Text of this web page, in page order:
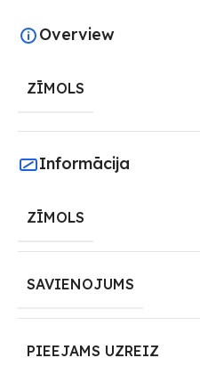
Overview
ZĪMOLS
Informācija
ZĪMOLS
SAVIENOJUMS
PIEEJAMS UZREIZ